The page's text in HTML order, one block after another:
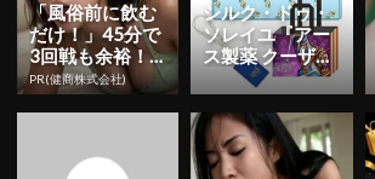
「風俗前に飲む
だけ！」45分で
3回戦も余裕！9
80円で朝まで絶
好調
PR(健商株式会社)
シルク・ドゥ・
ソレイユ『アー
ス製薬 クーザ』
東京公演の日程
＆チケット情報
解禁！日...